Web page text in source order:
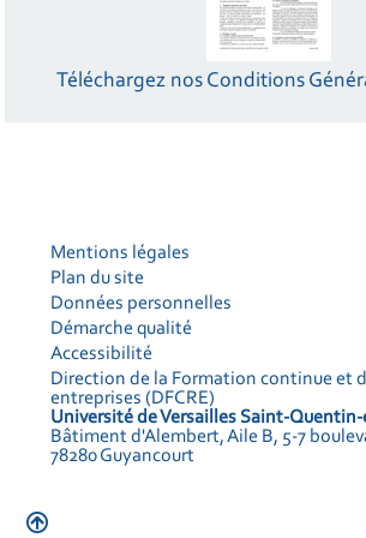
Le Conseil en Évolution
Téléchargez nos Conditions
Mentions légales
Plan du site
Données personnelles
Démarche qualité
Accessibilité
Direction de la Formation continue et
entreprises (DFCRE)
Université de Versailles Saint-Quentin-
Bâtiment d'Alembert, Aile B, 5-7
78280 Guyancourt